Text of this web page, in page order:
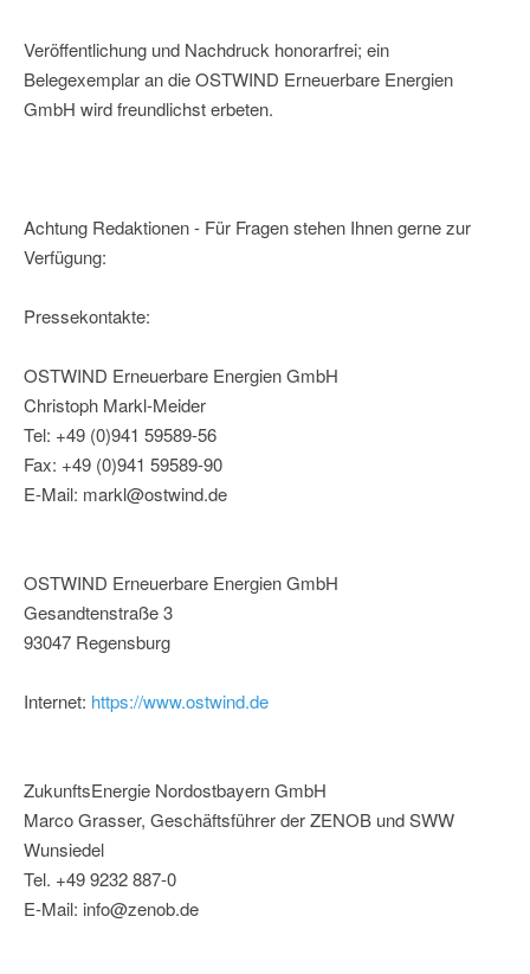
Veröffentlichung und Nachdruck honorarfrei; ein
Belegexemplar an die OSTWIND Erneuerbare Energien
GmbH wird freundlichst erbeten.
Achtung Redaktionen - Für Fragen stehen Ihnen gerne zur
Verfügung:
Pressekontakte:
OSTWIND Erneuerbare Energien GmbH
Christoph Markl-Meider
Tel: +49 (0)941 59589-56
Fax: +49 (0)941 59589-90
E-Mail: markl@ostwind.de
OSTWIND Erneuerbare Energien GmbH
Gesandtenstraße 3
93047 Regensburg
Internet: https://www.ostwind.de
ZukunftsEnergie Nordostbayern GmbH
Marco Grasser, Geschäftsführer der ZENOB und SWW
Wunsiedel
Tel. +49 9232 887-0
E-Mail: info@zenob.de